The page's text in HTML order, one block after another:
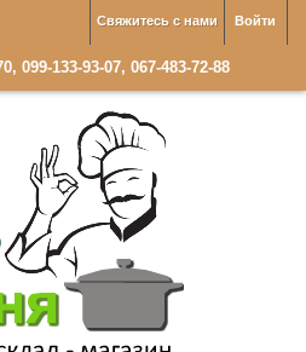
Войти
Свяжитесь с нами
099-133-93-07, 067-483-72-88